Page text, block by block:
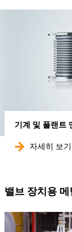
기계 및 플랜트
자세히 보기
밸브 장치용